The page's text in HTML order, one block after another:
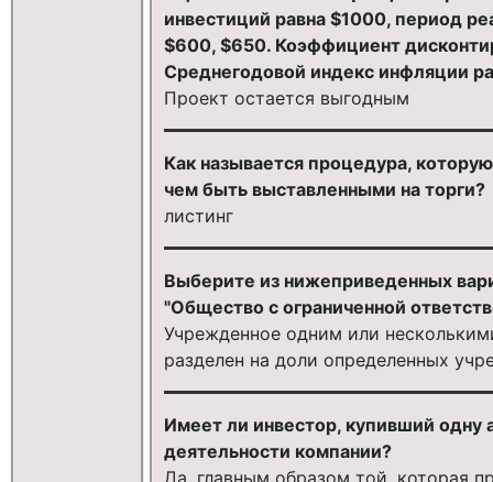
инвестиций равна $1000, период
$600, $650. Коэффициент
Среднегодовой индекс инфляции
Проект остается выгодным
Как называется процедура,
чем быть выставленными на торги?
листинг
Выберите из нижеприведенных
"Общество с ограниченной
Учрежденное одним или
разделен на доли определенных
Имеет ли инвестор, купивший
деятельности компании?
Да, главным образом той, которая